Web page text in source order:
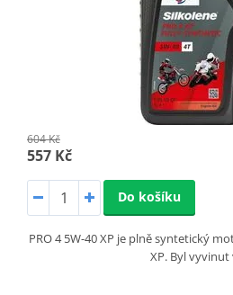
604 Kč
557 Kč
Do košíku
PRO 4 5W-40 XP je plně syntetický
XP. Byl